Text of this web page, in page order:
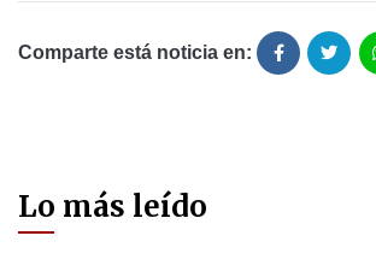
Comparte está noticia en:
Lo más leído